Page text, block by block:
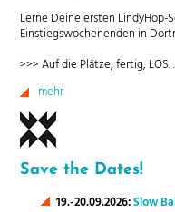
Lerne Deine ersten
Einstiegswochenenden in
>>> Auf die Plätze, fertig, LOS.
mehr
Save the Dates!
19.-20.09.2026:Slow